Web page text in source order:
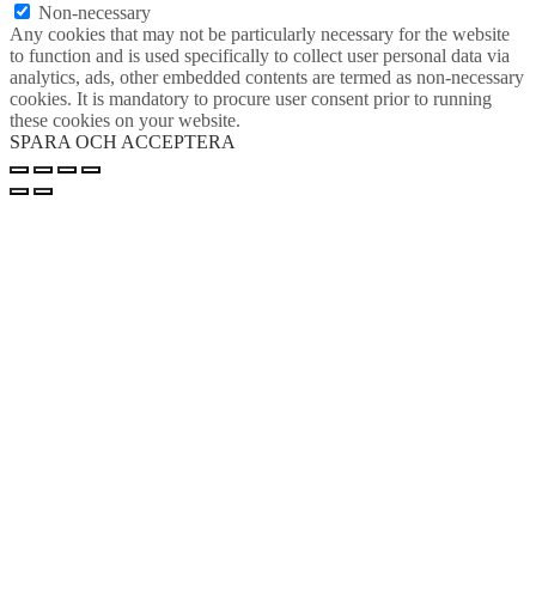
Non-necessary
Any cookies that may not be particularly necessary for the website
to function and is used specifically to collect user personal data via
analytics, ads, other embedded contents are termed as non-necessary
cookies. It is mandatory to procure user consent prior to running
these cookies on your website.
SPARA OCH ACCEPTERA